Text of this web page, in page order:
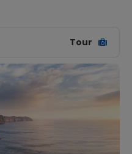
Tour